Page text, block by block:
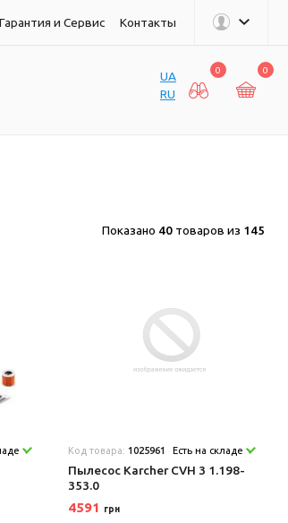
Гарантия и Сервис Контакты
UA
RU
0 0
Показано 40 товаров из 145
Код товара: 1025961 Есть на складе
Пылесос Karcher CVH 3 1.198-
353.0
4591 грн